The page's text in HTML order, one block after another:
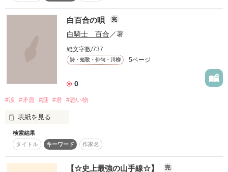
「追体験アプリ」
自分が経験したことを、特定の相手に体験させることができる
自分がイジメられればイジメられるほど、復讐ができるアプ
リ……。
2021/12/3～2022/1/3
恐怖中学校で死んだ闇夜ヨルは成仏できずに学校にとどまって
いた。
恐怖中学校には不思議と恐怖が集まってくる。
実際に起きた恐怖事件を記録したものである。
2022/4/12～2022/4/27
作品を読む
白百合の唄 完
白騎士 百合／著
総文字数/737
詩・短歌・俳句・川柳 5ページ
0
#涙 #矛盾 #謎 #君 #恐い物
表紙を見る
日々感じたことを、のんびりとつづっています。
検索結果
タイトル
キーワード 作家名
【☆史上最強の山手線☆】 完